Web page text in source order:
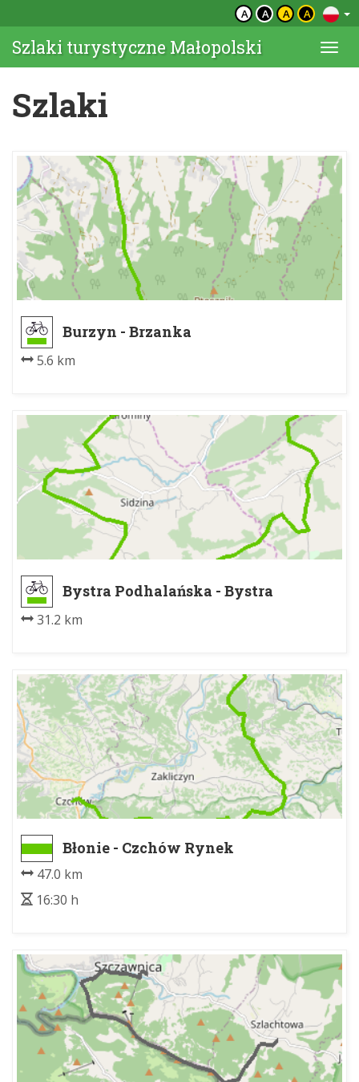
A A A A
Szlaki turystyczne Małopolski
Szlaki
Burzyn - Brzanka
5.6 km
Bystra Podhalańska - Bystra
Podhalańska
31.2 km
Błonie - Czchów Rynek
47.0 km
16:30 h